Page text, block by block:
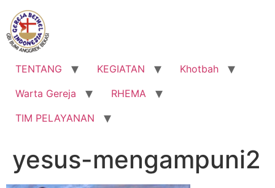
Lewati
konten
TENTANG KEGIATAN
Khotbah
Warta Gereja
RHEMA
TIM PELAYANAN
yesus-mengampuni2